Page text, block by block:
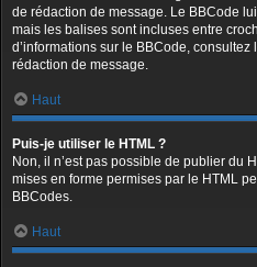
de rédaction de message. Le BBCode
mais les balises sont incluses entre
d’informations sur le BBCode,
rédaction de message.
Haut
Puis-je utiliser le HTML ?
Non, il n’est pas possible de publier du
mises en forme permises par le HTML
BBCodes.
Haut